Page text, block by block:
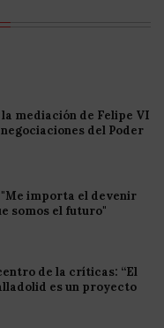
mediación de Felipe VI
del Poder
importa el devenir
somos el futuro"
de la críticas: “El
es un proyecto